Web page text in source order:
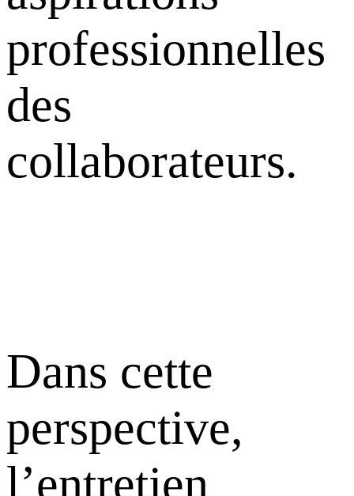
professionnelles
des
collaborateurs.
Dans cette
perspective,
l’entretien